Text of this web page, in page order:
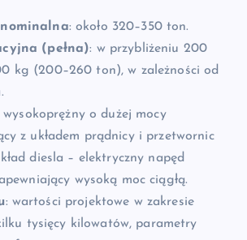
: około 320–350 ton.
(pełna): w przybliżeniu 200
kg (200–260 ton), w zależności od
o dużej mocy
z układem prądnicy i przetwornic
diesla – elektryczny napęd
wysoką moc ciągłą.
: wartości projektowe w zakresie
tysięcy kilowatów, parametry